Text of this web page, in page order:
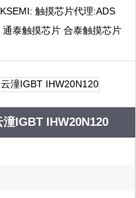
触摸芯片代理:ADS
泰触摸芯片 合泰触摸芯片
:PI电源管理芯片 启达电源
达驱动芯片
IGBT IHW20N120